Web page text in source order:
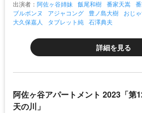
出演者： 阿佐ヶ谷姉妹 飯尾和樹 番家天嵩
ブルボンヌ
アジャコング 豊ノ島大樹 おじ
大久保嘉人
タブレット純 石澤典夫
詳細を見る
阿佐ヶ谷アパートメント 2023「
天の川」